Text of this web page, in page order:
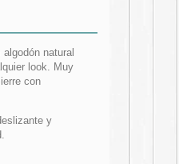
natural
look. Muy
con
y